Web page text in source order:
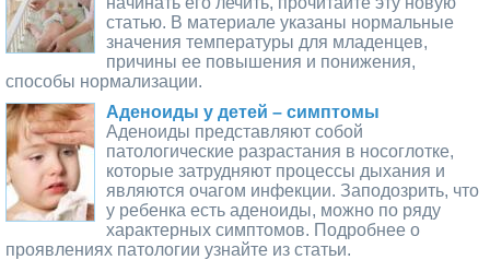
статью. В материале указаны нормальные
значения температуры для младенцев,
причины ее повышения и понижения,
способы нормализации.
Аденоиды у детей – симптомы
Аденоиды представляют собой
патологические разрастания в носоглотке,
которые затрудняют процессы дыхания и
являются очагом инфекции. Заподозрить, что
у ребенка есть аденоиды, можно по ряду
характерных симптомов. Подробнее о
проявлениях патологии узнайте из статьи.